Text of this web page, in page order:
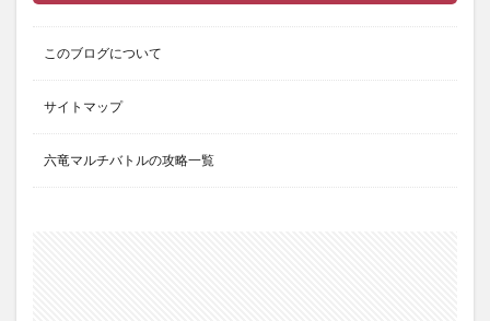
このブログについて
サイトマップ
六竜マルチバトルの攻略一覧